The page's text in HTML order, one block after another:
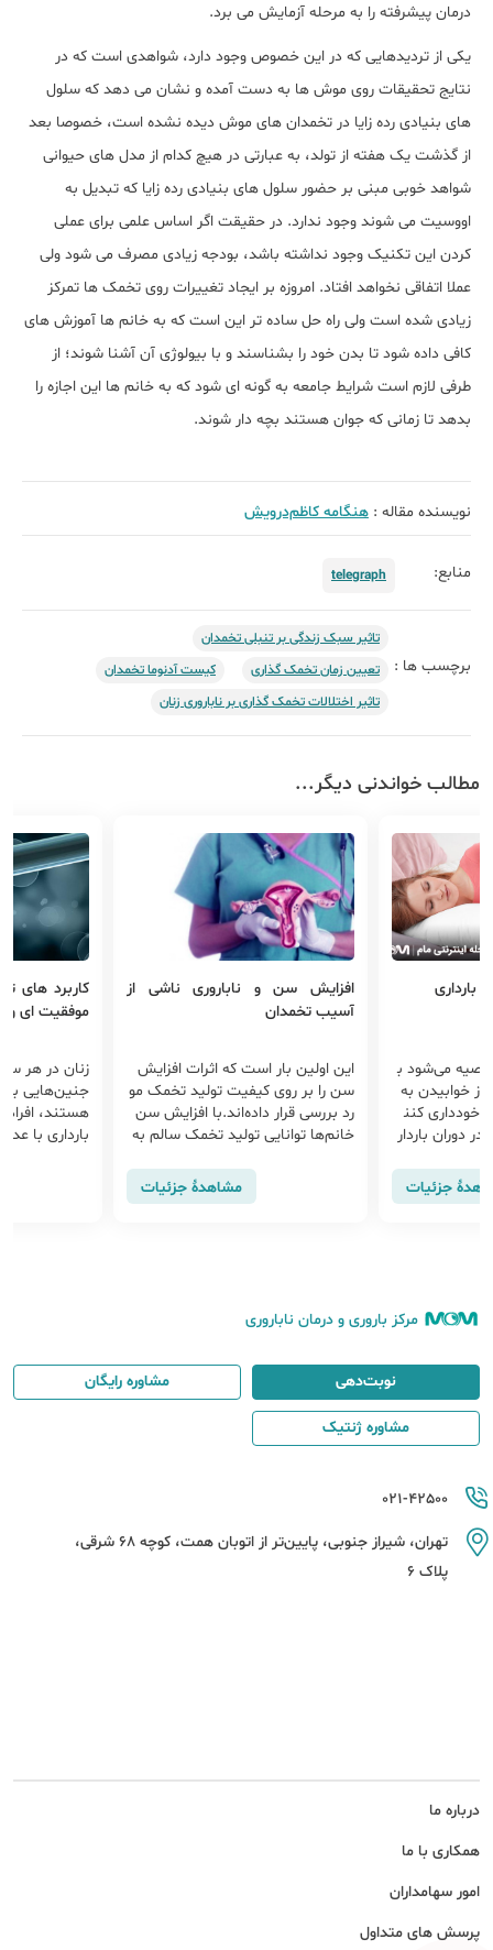
درمان پیشرفته را به مرحله آزمایش می برد.
یکی از تردیدهایی که در این خصوص وجود دارد، شواهدی است که در
نتایج تحقیقات روی موش ها به دست آمده و نشان می دهد که سلول
های بنیادی رده زایا در تخمدان های موش دیده نشده است، خصوصا بعد
از گذشت یک هفته از تولد، به عبارتی در هیچ کدام از مدل های حیوانی
شواهد خوبی مبنی بر حضور سلول های بنیادی رده زایا که تبدیل به
اووسیت می شوند وجود ندارد. در حقیقت اگر اساس علمی برای عملی
کردن این تکنیک وجود نداشته باشد، بودجه زیادی مصرف می شود ولی
عملا اتفاقی نخواهد افتاد. امروزه بر ایجاد تغییرات روی تخمک ها تمرکز
زیادی شده است ولی راه حل ساده تر این است که به خانم ها آموزش های
کافی داده شود تا بدن خود را بشناسند و با بیولوژی آن آشنا شوند؛ از
طرفی لازم است شرایط جامعه به گونه ای شود که به خانم ها این اجازه را
بدهد تا زمانی که جوان هستند بچه دار شوند.
نویسنده مقاله : هنگامه کاظم‌درویش
منابع: telegraph
برچسب ها :
تاثیر سبک زندگی بر تنبلی تخمدان
تعیین زمان تخمک گذاری
کیست آدنوما تخمدان
تاثیر اختلالات تخمک گذاری بر ناباروری زنان
مطالب خواندنی دیگر...
بارداری
به همه مادران باردار توصیه می‌‎شود ب
بارداری از خوابیدن به
خودداری کنن
دوران باردار
دوم بارد
به پهلو چ
جزئیات
افزایش سن و ناباروری ناشی از
آسیب تخمدان
این اولین بار است که اثرات افزایش
سن را بر روی کیفیت تولید تخمک مو
رد بررسی قرار داده‌اند.با افزایش سن
خانم‌ها توانایی تولید تخمک سالم به
ب در تخمدان، کاهش پیدا می‌کند.
مشاهدهٔ جزئیات
موفقیت ای
زنان در هر
جنین‌هایی با
هستند،
بارداری با
مرکز باروری و درمان ناباروری
درباره ما
همکاری با ما
امور سهامداران
پرسش های متداول
021-42500
تهران، شیراز جنوبی، پایین‌تر از اتوبان همت، کوچه 68 شرقی،
پلاک 6
نوبت‌دهی مشاوره رایگان
مشاوره ژنتیک